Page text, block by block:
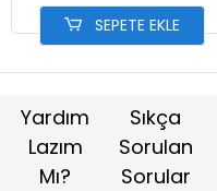
SEPETE EKLE
Yardım
Lazım
Mı?
Sıkça
Sorulan
Sorular